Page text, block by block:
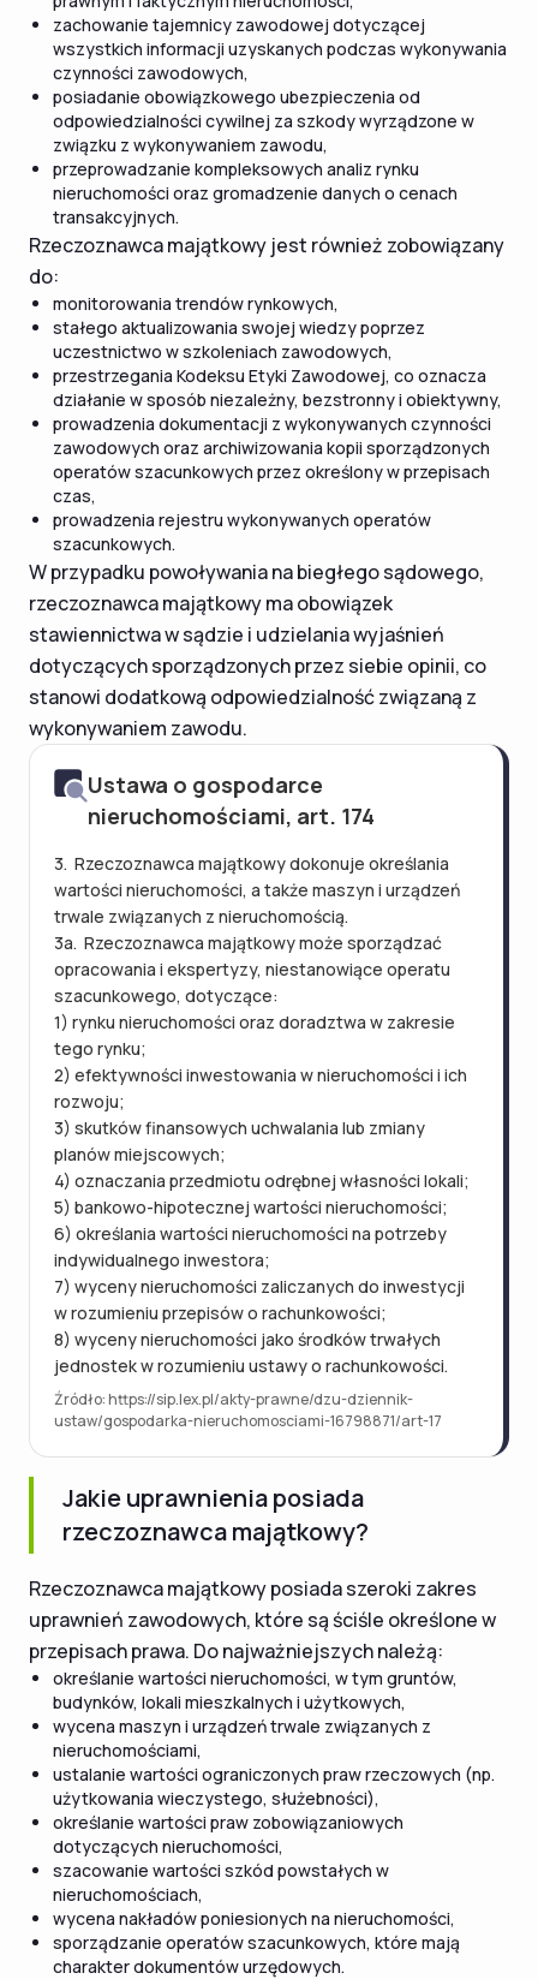
zachowanie tajemnicy zawodowej dotyczącej
wszystkich informacji uzyskanych podczas wykonywania
czynności zawodowych,
posiadanie obowiązkowego ubezpieczenia od
odpowiedzialności cywilnej za szkody wyrządzone w
związku z wykonywaniem zawodu,
przeprowadzanie kompleksowych analiz rynku
nieruchomości oraz gromadzenie danych o cenach
transakcyjnych.
Rzeczoznawca majątkowy jest również zobowiązany
do:
monitorowania trendów rynkowych,
stałego aktualizowania swojej wiedzy poprzez
uczestnictwo w szkoleniach zawodowych,
przestrzegania Kodeksu Etyki Zawodowej, co oznacza
działanie w sposób niezależny, bezstronny i obiektywny,
prowadzenia dokumentacji z wykonywanych czynności
zawodowych oraz archiwizowania kopii sporządzonych
operatów szacunkowych przez określony w przepisach
czas,
prowadzenia rejestru wykonywanych operatów
szacunkowych.
W przypadku powoływania na biegłego sądowego,
rzeczoznawca majątkowy ma obowiązek
stawiennictwa w sądzie i udzielania wyjaśnień
dotyczących sporządzonych przez siebie opinii, co
stanowi dodatkową odpowiedzialność związaną z
wykonywaniem zawodu.
Ustawa o gospodarce
nieruchomościami, art. 174
3. Rzeczoznawca majątkowy dokonuje określania
wartości nieruchomości, a także maszyn i urządzeń
trwale związanych z nieruchomością.
3a. Rzeczoznawca majątkowy może sporządzać
opracowania i ekspertyzy, niestanowiące operatu
szacunkowego, dotyczące:
1) rynku nieruchomości oraz doradztwa w zakresie
tego rynku;
2) efektywności inwestowania w nieruchomości i ich
rozwoju;
3) skutków finansowych uchwalania lub zmiany
planów miejscowych;
4) oznaczania przedmiotu odrębnej własności lokali;
5) bankowo-hipotecznej wartości nieruchomości;
6) określania wartości nieruchomości na potrzeby
indywidualnego inwestora;
7) wyceny nieruchomości zaliczanych do inwestycji
w rozumieniu przepisów o rachunkowości;
8) wyceny nieruchomości jako środków trwałych
jednostek w rozumieniu ustawy o rachunkowości.
Źródło: https://sip.lex.pl/akty-prawne/dzu-dziennik-
ustaw/gospodarka-nieruchomosciami-16798871/art-17
Jakie uprawnienia posiada
rzeczoznawca majątkowy?
Rzeczoznawca majątkowy posiada szeroki zakres
uprawnień zawodowych, które są ściśle określone w
przepisach prawa. Do najważniejszych należą:
określanie wartości nieruchomości, w tym gruntów,
budynków, lokali mieszkalnych i użytkowych,
wycena maszyn i urządzeń trwale związanych z
nieruchomościami,
ustalanie wartości ograniczonych praw rzeczowych (np.
użytkowania wieczystego, służebności),
określanie wartości praw zobowiązaniowych
dotyczących nieruchomości,
szacowanie wartości szkód powstałych w
nieruchomościach,
wycena nakładów poniesionych na nieruchomości,
sporządzanie operatów szacunkowych, które mają
charakter dokumentów urzędowych.